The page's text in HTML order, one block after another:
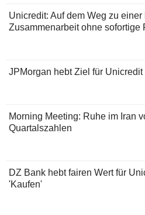
Unicredit: Auf dem Weg zu einer
Zusammenarbeit ohne sofortige
JPMorgan hebt Ziel für
Morning Meeting: Ruhe im Iran
Quartalszahlen
DZ Bank hebt fairen Wert für
'Kaufen'